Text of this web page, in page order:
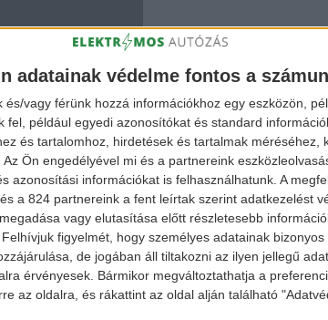
adatainak védelme fontos a
vagy férünk hozzá információkhoz egy eszközön,
fel, például egyedi azonosítókat és standard
és tartalomhoz, hirdetések és tartalmak méréséhez,
Az Ön engedélyével mi és a partnereink
azonosítási információkat is felhasználhatunk. A
a 824 partnereink a fent leírtak szerint adatkezelést
vagy elutasítása előtt részletesebb
Felhívjuk figyelmét, hogy személyes adatainak
de jogában áll tiltakozni az ilyen jellegű
érvényesek. Bármikor megváltoztathatja a
az oldalra, és rákattint az oldal alján található